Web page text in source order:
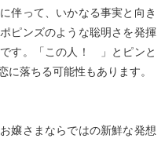
伴って、いかなる事実と向き
ピンズのような聡明さを発揮
す。「この人！ 」とピンと
落ちる可能性もあります。
嬢さまならではの新鮮な発想